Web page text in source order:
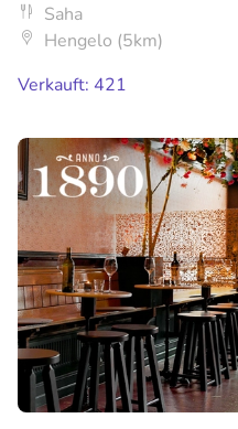
Saha
Hengelo (5km)
Verkauft: 421